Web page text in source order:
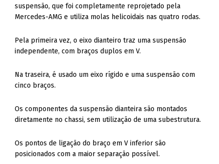
suspensão, que foi completamente reprojetado pela
Mercedes-AMG e utiliza molas helicoidais nas quatro rodas.
Pela primeira vez, o eixo dianteiro traz uma suspensão
independente, com braços duplos em V.
Na traseira, é usado um eixo rígido e uma suspensão com
cinco braços.
Os componentes da suspensão dianteira são montados
diretamente no chassi, sem utilização de uma subestrutura.
Os pontos de ligação do braço em V inferior são
posicionados com a maior separação possível.